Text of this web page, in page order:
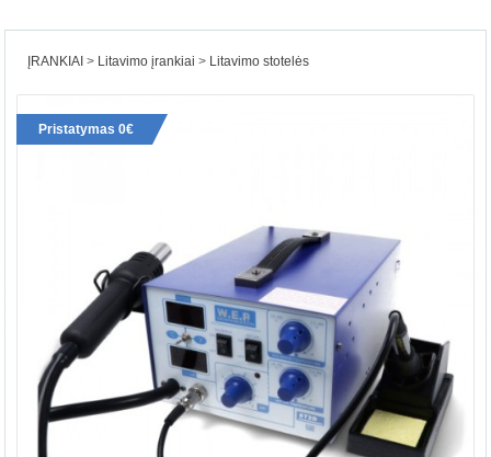
ĮRANKIAI Litavimo įrankiai Litavimo stotelės
Pristatymas 0€